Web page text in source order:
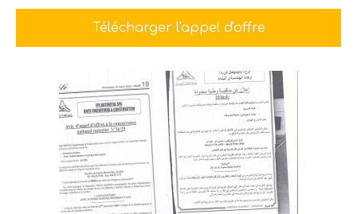
Télécharger l'appel d'offre